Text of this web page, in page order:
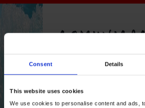
Consent Details
This website uses cookies
We use cookies to personalise content and ads,
Com uma História
digna de registo, a
School conta com a
participação em vários